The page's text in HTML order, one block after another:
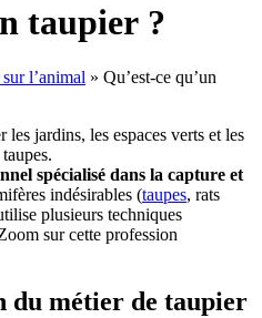
taupier ?
l’animal » Qu’est-ce qu’un
jardins, les espaces verts et les
spécialisé dans la capture et
indésirables (taupes, rats
plusieurs techniques
sur cette profession
du métier de taupier